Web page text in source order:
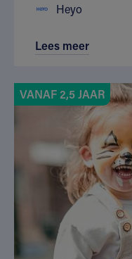
Heyo
Lees meer
VANAF 2,5 JAAR